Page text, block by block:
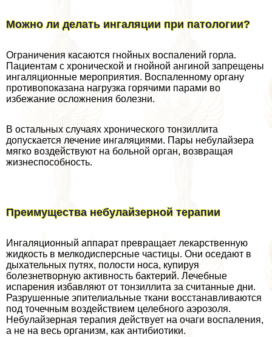
Можно ли делать ингаляции при патологии?
Ограничения касаются гнойных воспалений горла.
Пациентам с хронической и гнойной ангиной запрещены
ингаляционные мероприятия. Воспаленному органу
противопоказана нагрузка горячими парами во
избежание осложнения болезни.
В остальных случаях хронического тонзиллита
допускается лечение ингаляциями. Пары небулайзера
мягко воздействуют на больной орган, возвращая
жизнеспособность.
Преимущества небулайзерной терапии
Ингаляционный аппарат превращает лекарственную
жидкость в мелкодисперсные частицы. Они оседают в
дыхательных путях, полости носа, купируя
болезнетворную активность бактерий. Лечебные
испарения избавляют от тонзиллита за считанные дни.
Разрушенные эпителиальные ткани восстанавливаются
под точечным воздействием целебного аэрозоля.
Небулайзерная терапия действует на очаги воспаления,
а не на весь организм, как антибиотики.